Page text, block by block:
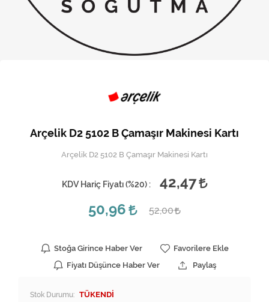
Kombi
Musluk
Arçelik D2 5102 B Çamaşır Makinesi Kartı
Arçelik D2 5102 B Çamaşır Makinesi Kartı
KDV Hariç Fiyatı (%20) :
42,47
50,96
52,00
Stoğa Girince Haber Ver
Favorilere Ekle
Fiyatı Düşünce Haber Ver
Paylaş
Stok Durumu: TÜKENDİ